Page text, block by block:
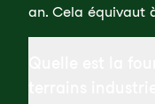
an. Cela équivaut